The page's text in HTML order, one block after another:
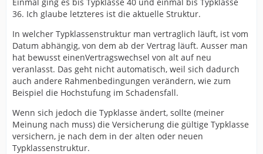
36. Ich glaube letzteres ist die aktuelle Struktur.
In welcher Typklassenstruktur man vertraglich läuft, ist vom
Datum abhängig, von dem ab der Vertrag läuft. Ausser man
hat bewusst einenVertragswechsel von alt auf neu
veranlasst. Das geht nicht automatisch, weil sich dadurch
auch andere Rahmenbedingungen verändern, wie zum
Beispiel die Hochstufung im Schadensfall.
Wenn sich jedoch die Typklasse ändert, sollte (meiner
Meinung nach muss) die Versicherung die gültige Typklasse
versichern, je nach dem in der alten oder neuen
Typklassenstruktur.